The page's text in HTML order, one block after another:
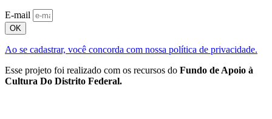
E-mail
OK
Ao se cadastrar, você concorda com nossa política de privacidade.
Esse projeto foi realizado com os recursos do Fundo de Apoio à
Cultura Do Distrito Federal.